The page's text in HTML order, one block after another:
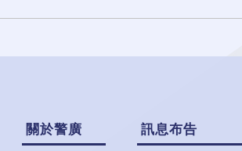
關於警廣
訊息布告